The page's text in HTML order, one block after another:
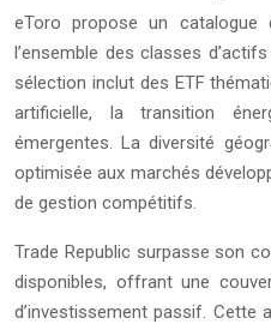
eToro propose un
l’ensemble des classes
sélection inclut des ETF
artificielle, la transition
émergentes. La diversité
optimisée aux marchés
de gestion compétitifs.
Trade Republic surpasse son
disponibles, offrant une
d’investissement passif. Cette